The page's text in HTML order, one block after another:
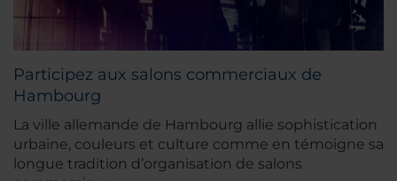
Participez aux salons commerciaux de
Hambourg
La ville allemande de Hambourg allie sophistication
urbaine, couleurs et culture comme en témoigne sa
longue tradition d’organisation de salons